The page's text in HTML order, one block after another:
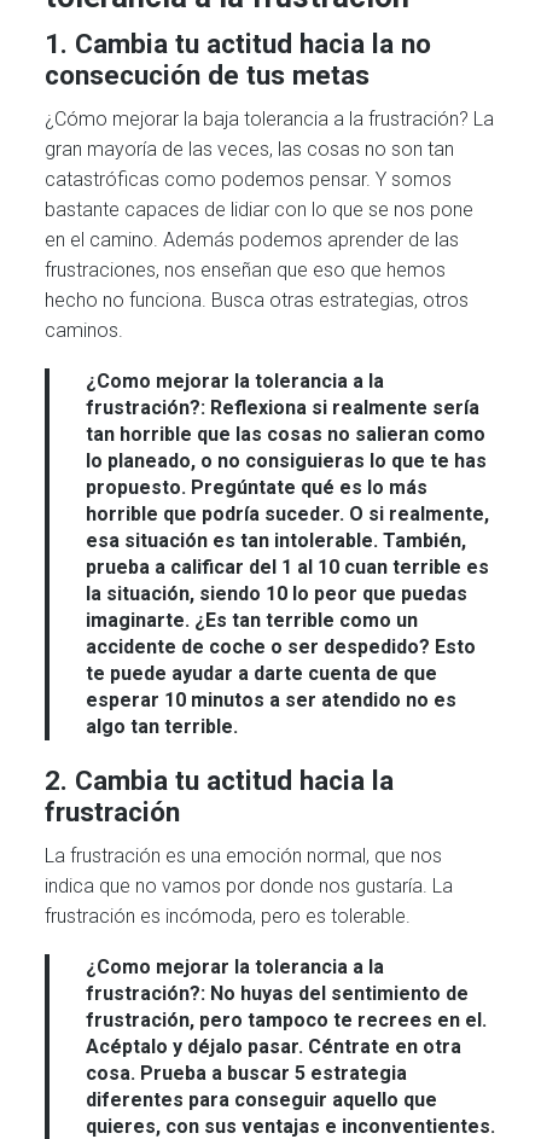
1. Cambia tu actitud hacia la no
consecución de tus metas
¿Cómo mejorar la baja tolerancia a la frustración? La
gran mayoría de las veces, las cosas no son tan
catastróficas como podemos pensar. Y somos
bastante capaces de lidiar con lo que se nos pone
en el camino. Además podemos aprender de las
frustraciones, nos enseñan que eso que hemos
hecho no funciona. Busca otras estrategias, otros
caminos.
¿Como mejorar la tolerancia a la
frustración?: Reflexiona si realmente sería
tan horrible que las cosas no salieran como
lo planeado, o no consiguieras lo que te has
propuesto. Pregúntate qué es lo más
horrible que podría suceder. O si realmente,
esa situación es tan intolerable. También,
prueba a calificar del 1 al 10 cuan terrible es
la situación, siendo 10 lo peor que puedas
imaginarte. ¿Es tan terrible como un
accidente de coche o ser despedido? Esto
te puede ayudar a darte cuenta de que
esperar 10 minutos a ser atendido no es
algo tan terrible.
2. Cambia tu actitud hacia la
frustración
La frustración es una emoción normal, que nos
indica que no vamos por donde nos gustaría. La
frustración es incómoda, pero es tolerable.
¿Como mejorar la tolerancia a la
frustración?: No huyas del sentimiento de
frustración, pero tampoco te recrees en el.
Acéptalo y déjalo pasar. Céntrate en otra
cosa. Prueba a buscar 5 estrategia
diferentes para conseguir aquello que
quieres, con sus ventajas e inconventientes.